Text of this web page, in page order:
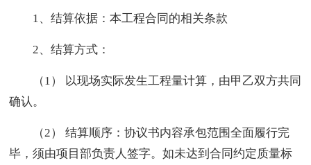
1、结算依据：本工程合同的相关条款
2、结算方式：
（1） 以现场实际发生工程量计算，由甲乙双方共同
确认。
（2） 结算顺序：协议书内容承包范围全面履行完
毕，须由项目部负责人签字。如未达到合同约定质量标